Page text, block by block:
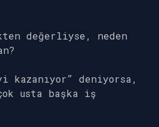
değerliyse, neden
kazanıyor” deniyorsa,
usta başka iş